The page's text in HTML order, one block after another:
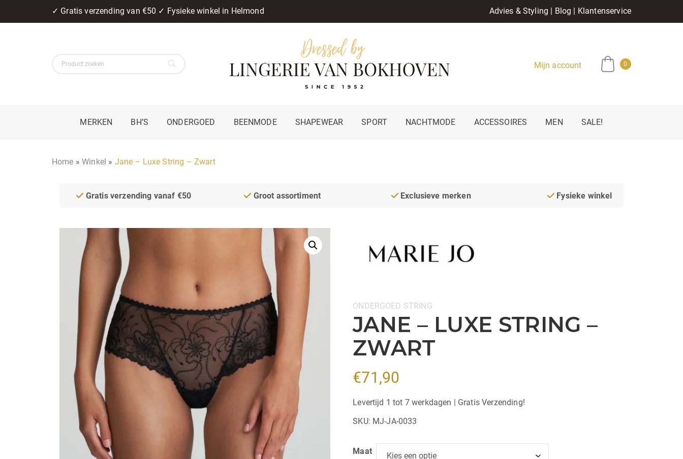
✓ Gratis verzending van €50 ✓ Fysieke winkel in Helmond Advies & Styling | Blog | Klantenservice
Mijn account 0
MERKEN BH’S ONDERGOED BEENMODE SHAPEWEAR SPORT NACHTMODE ACCESSOIRES MEN SALE!
Home »Winkel » Jane – Luxe String – Zwart
Gratis verzending vanaf €50 Groot assortiment Exclusieve merken Fysieke winkel
Categorieën:
ONDERGOED STRING
JANE – LUXE STRING –
ZWART
€71,90
Levertijd 1 tot 7 werkdagen | Gratis Verzending!
SKU: MJ-JA-0033
Maat